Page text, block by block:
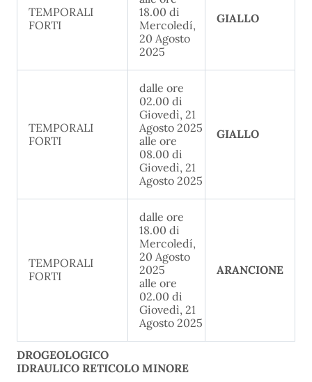
TEMPORALI
FORTI
18.00 di
Mercoledí,
20 Agosto
2025
GIALLO
TEMPORALI
FORTI
dalle ore
02.00 di
Giovedì, 21
Agosto 2025
alle ore
08.00 di
Giovedì, 21
Agosto 2025
GIALLO
TEMPORALI
FORTI
dalle ore
18.00 di
Mercoledí,
20 Agosto
2025
alle ore
02.00 di
Giovedì, 21
Agosto 2025
ARANCIONE
DROGEOLOGICO
IDRAULICO RETICOLO MINORE